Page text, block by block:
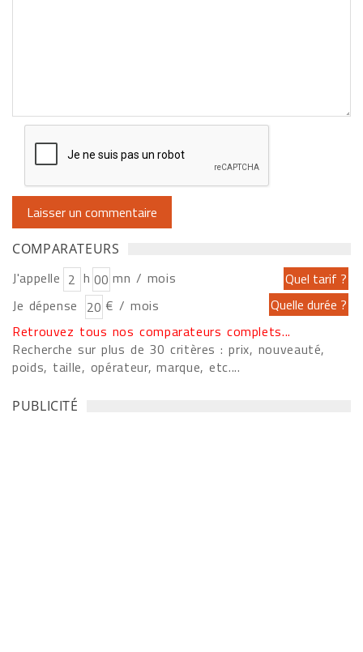
COMPARATEURS
J'appelle h
mn / mois
Je dépense
€ / mois
Retrouvez tous nos comparateurs complets...
Recherche sur plus de 30 critères : prix, nouveauté,
poids, taille, opérateur, marque, etc....
PUBLICITÉ